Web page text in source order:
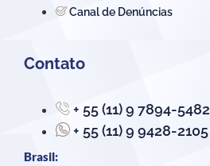
Canal de Denúncias
Contato
+ 55 (11) 9 7894-5482
+ 55 (11) 9 9428-2105
Brasil: